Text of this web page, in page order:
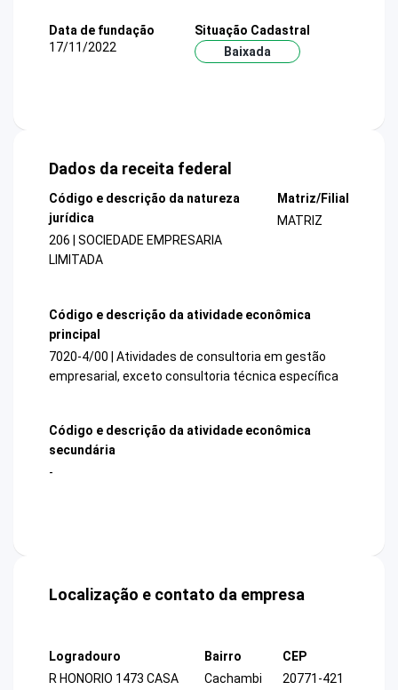
Data de fundação
17/11/2022
Situação Cadastral
Baixada
Dados da receita federal
Código e descrição da natureza
jurídica
206 | SOCIEDADE EMPRESARIA
LIMITADA
Matriz/Filial
MATRIZ
Código e descrição da atividade econômica
principal
7020-4/00 | Atividades de consultoria em gestão
empresarial, exceto consultoria técnica específica
Código e descrição da atividade econômica
secundária
-
Localização e contato da empresa
Logradouro
R HONORIO 1473 CASA
Bairro
Cachambi
CEP
20771-421